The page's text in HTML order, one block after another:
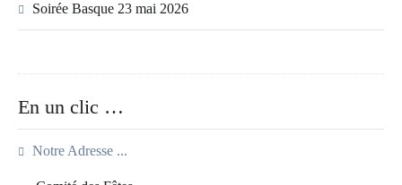
Soirée Basque 23 mai 2026
En un clic …
Notre Adresse ...